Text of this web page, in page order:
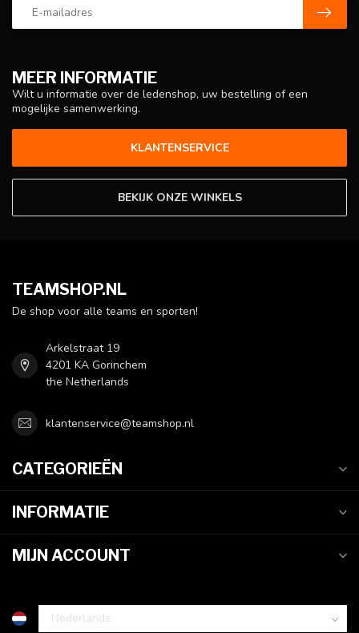
MEER INFORMATIE
Wilt u informatie over de ledenshop, uw bestelling of een
mogelijke samenwerking.
KLANTENSERVICE
BEKIJK ONZE WINKELS
TEAMSHOP.NL
De shop voor alle teams en sporten!
Arkelstraat 19
4201 KA Gorinchem
the Netherlands
klantenservice@teamshop.nl
CATEGORIEËN
INFORMATIE
MIJN ACCOUNT